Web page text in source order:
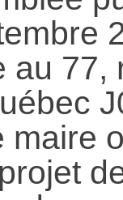
au 77,
maire